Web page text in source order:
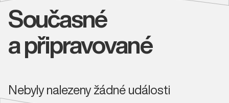
Současné
a připravované
Nebyly nalezeny žádné události